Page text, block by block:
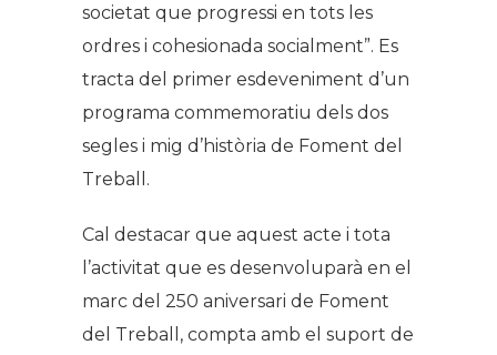
societat que progressi en tots les
ordres i cohesionada socialment”. Es
tracta del primer esdeveniment d’un
programa commemoratiu dels dos
segles i mig d’història de Foment del
Treball.
Cal destacar que aquest acte i tota
l’activitat que es desenvoluparà en el
marc del 250 aniversari de Foment
del Treball, compta amb el suport de